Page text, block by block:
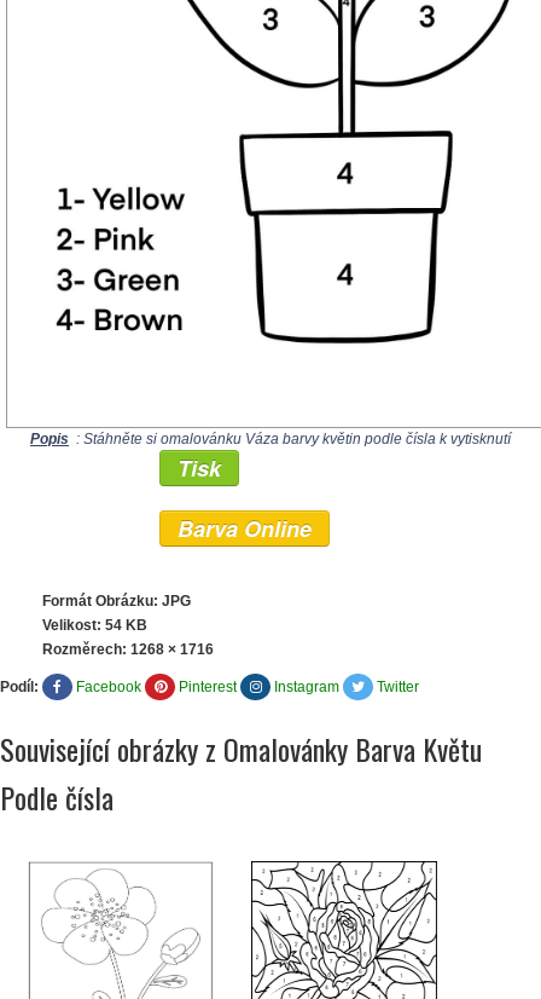
Popis : Stáhněte si omalovánku Váza barvy květin podle čísla k vytisknutí
Tisk
Barva Online
Formát Obrázku: JPG
Velikost: 54 KB
Rozměrech: 1268 × 1716
Podíl: Facebook Pinterest Instagram Twitter
Související obrázky z Omalovánky Barva Květu
Podle čísla